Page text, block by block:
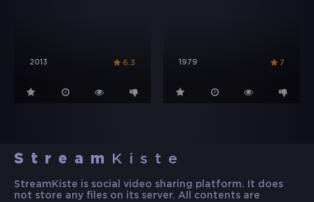
2013 6.3 1979 7
Stream Kiste
StreamKiste is social video sharing platform. It does
not store any files on its server. All contents are